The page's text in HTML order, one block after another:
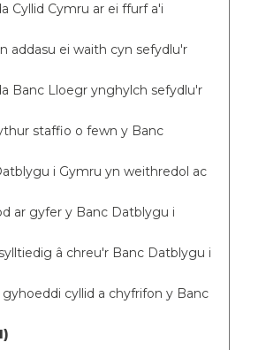
Cyllid Cymru ar ei ffurf a'i
addasu ei waith cyn sefydlu'r
Banc Lloegr ynghylch sefydlu'r
staffio o fewn y Banc
i Gymru yn weithredol ac
ar gyfer y Banc Datblygu i
â chreu'r Banc Datblygu i
cyllid a chyfrifon y Banc